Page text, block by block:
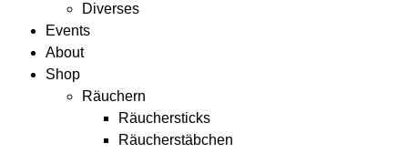
Diverses
Events
About
Shop
Räuchern
Räuchersticks
Räucherstäbchen